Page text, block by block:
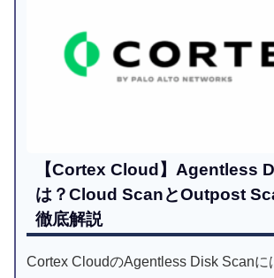
【Cortex Cloud】Agentless
は？Cloud ScanとOutpost
徹底解説
Cortex CloudのAgentless Disk Scanに